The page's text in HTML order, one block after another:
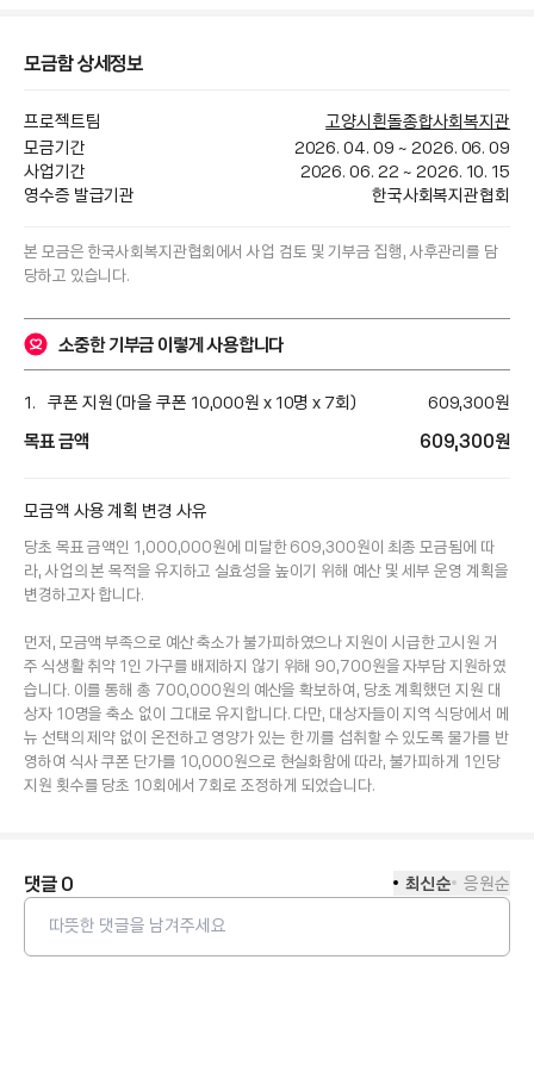
모금함 상세정보
프로젝트팀
고양시흰돌종합사회복지관
모금기간
2026. 04. 09 ~ 2026. 06. 09
사업기간
2026. 06. 22 ~ 2026. 10. 15
영수증 발급기관
한국사회복지관협회
본 모금은 한국사회복지관협회에서 사업 검토 및 기부금 집행, 사후관리를 담
당하고 있습니다.
소중한 기부금 이렇게 사용합니다
쿠폰 지원 (마을 쿠폰 10,000원 x 10명 x 7회) 609,300원
목표 금액 609,300원
모금액 사용 계획 변경 사유
당초 목표 금액인 1,000,000원에 미달한 609,300원이 최종 모금됨에 따
라, 사업의 본 목적을 유지하고 실효성을 높이기 위해 예산 및 세부 운영 계획을
변경하고자 합니다.
먼저, 모금액 부족으로 예산 축소가 불가피하였으나 지원이 시급한 고시원 거
주 식생활 취약 1인 가구를 배제하지 않기 위해 90,700원을 자부담 지원하였
습니다. 이를 통해 총 700,000원의 예산을 확보하여, 당초 계획했던 지원 대
상자 10명을 축소 없이 그대로 유지합니다. 다만, 대상자들이 지역 식당에서 메
뉴 선택의 제약 없이 온전하고 영양가 있는 한 끼를 섭취할 수 있도록 물가를 반
영하여 식사 쿠폰 단가를 10,000원으로 현실화함에 따라, 불가피하게 1인당
지원 횟수를 당초 10회에서 7회로 조정하게 되었습니다.
댓글0 최신순 응원순